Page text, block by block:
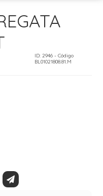
ID: 2946 - Código
BL01021808.81.M